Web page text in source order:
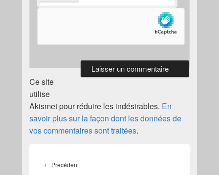
Ce site
utilise
Akismet pour réduire les indésirables. En
savoir plus sur la façon dont les données de
vos commentaires sont traitées.
de
← PrécédentArticle